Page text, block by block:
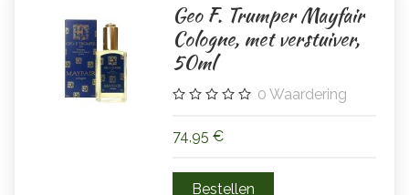
Geo F. Trumper Mayfair
Cologne, met verstuiver,
50ml
0 Waardering
74,95 €